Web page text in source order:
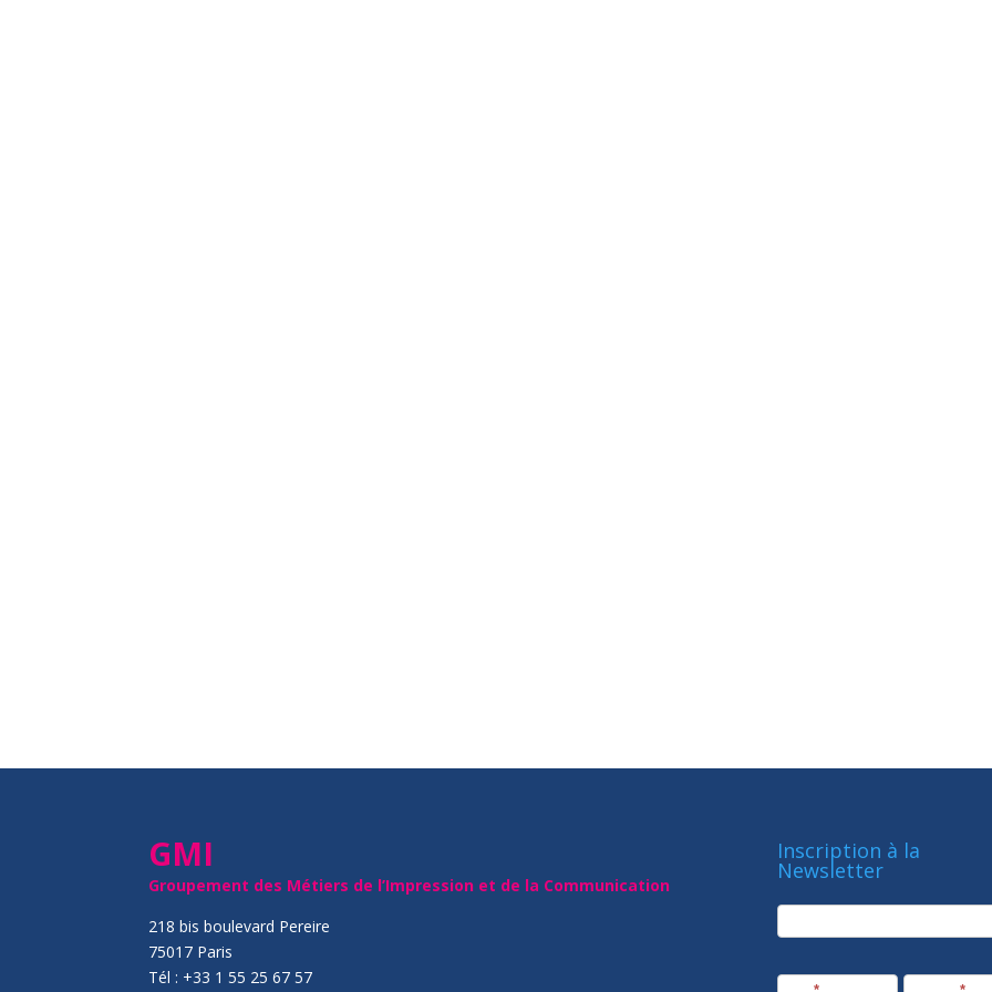
GMI
Groupement des Métiers de l’Impression et de la Communication
218 bis boulevard Pereire
75017 Paris
Tél : +33 1 55 25 67 57
Inscription à la
Newsletter
newsletter